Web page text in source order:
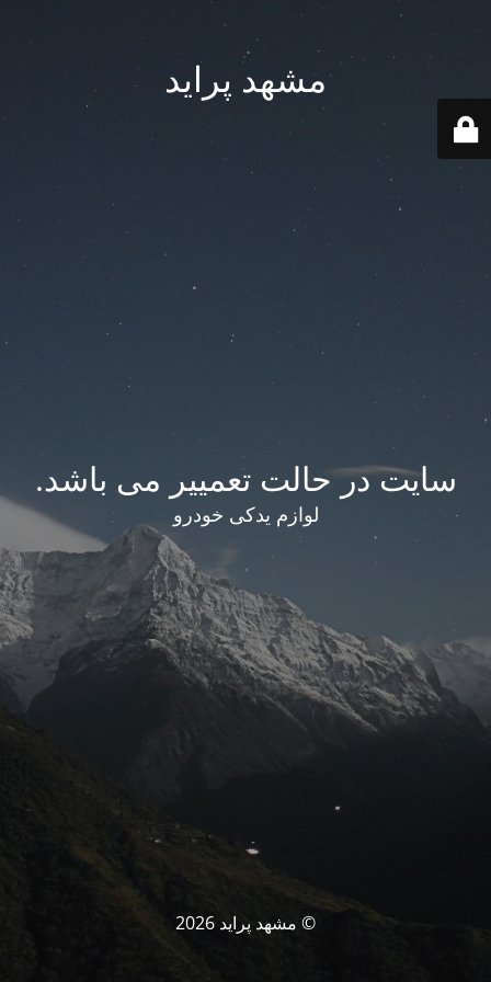
مشهد پراید
سایت در حالت تعمییر می باشد.
لوازم یدکی خودرو
© مشهد پراید 2026